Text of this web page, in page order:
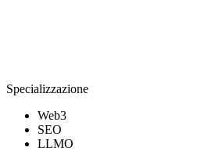
Specializzazione
Web3
SEO
LLMO